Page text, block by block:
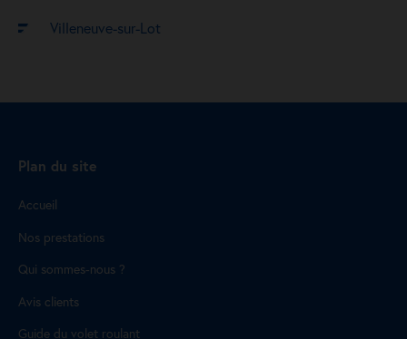
Villeneuve-sur-Lot
Plan du site
Accueil
Nos prestations
Qui sommes-nous ?
Avis clients
Guide du volet roulant